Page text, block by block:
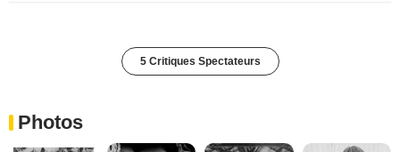
5 Critiques Spectateurs
Photos